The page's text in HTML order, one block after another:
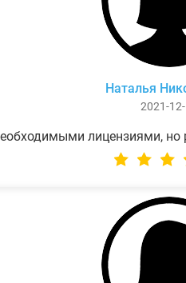
Наталья
2021-
лицензиями,